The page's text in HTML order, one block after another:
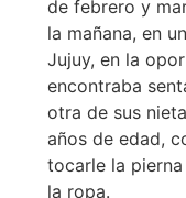
de febrero y
la mañana, en
Jujuy, en la
encontraba
otra de sus
años de edad,
tocarle la
la ropa.